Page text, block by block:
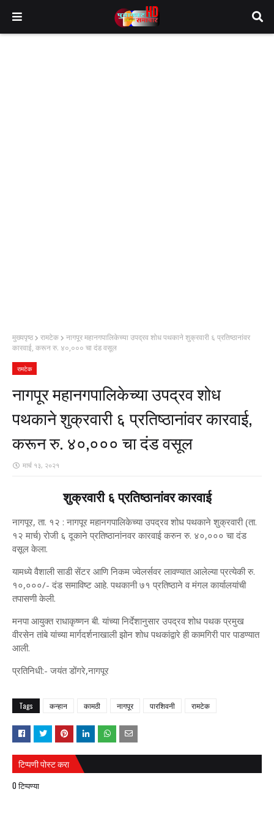
मुख्यपृष्ठ रामटेक
नागपूर महानगपालिकेच्या उपद्रव शोध पथकाने शुक्रवारी ६ प्रतिष्ठानांवर
कारवाई, करून रु. ४०,००० चा दंड वसूल
रामटेक
नागपूर महानगपालिकेच्या उपद्रव शोध
पथकाने शुक्रवारी ६ प्रतिष्ठानांवर कारवाई,
करून रु. ४०,००० चा दंड वसूल
मार्च १३, २०२१
शुक्रवारी ६ प्रतिष्ठानांवर कारवाई
नागपूर, ता. १२ : नागपूर महानगपालिकेच्या उपद्रव शोध पथकाने शुक्रवारी (ता.
१२ मार्च) रोजी ६ दूकाने प्रतिष्ठानांनवर कारवाई करुन रु. ४०,००० चा दंड
वसूल केला.
यामध्ये वैशाली साडी सेंटर आणि निकम ज्वेलर्सवर लावण्यात आलेल्या प्रत्येकी रु.
१०,०००/- दंड समाविष्ट आहे. पथकानी ७१ प्रतिष्ठाने व मंगल कार्यालयांची
तपासणी केली.
मनपा आयुक्त राधाकृष्णन बी. यांच्या निर्देशानुसार उपद्रव शोध पथक प्रमुख
वीरसेन तांबे यांच्या मार्गदर्शनाखाली झोन शोध पथकांद्वारे ही कामगिरी पार पाडण्यात
आली.
प्रतिनिधी:- जयंत डोंगरे,नागपूर
Tags कन्हान कामठी नागपूर पारशिवनी रामटेक
टिप्पणी पोस्ट करा
0 टिप्पण्या